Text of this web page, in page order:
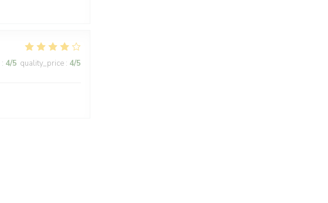
: 4/5 quality_price : 4/5